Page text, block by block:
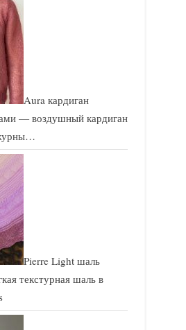
Aura кардиган
— воздушный кардиган
Pierre Light шаль
текстурная шаль в